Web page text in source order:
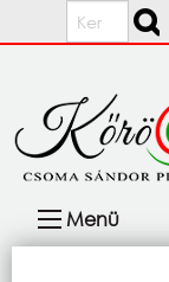
Ugrás a tartalomra
Keresés
navigáció
Menü